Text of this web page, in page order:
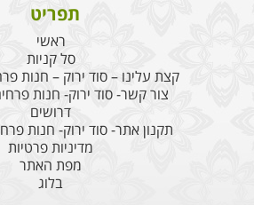
תפריט
ראשי
סל קניות
קצת עלינו – סוד ירוק – חנות
צור קשר- סוד ירוק- חנות
דרושים
תקנון אתר- סוד ירוק- חנות
מדיניות פרטיות
מפת האתר
בלוג